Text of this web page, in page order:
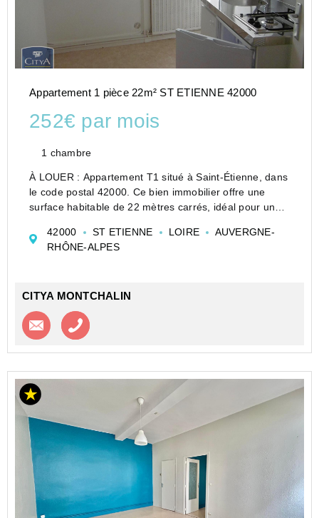
Appartement 1 pièce 22m² ST ETIENNE 42000
252€ par mois
1 chambre
À LOUER : Appartement T1 situé à Saint-Étienne, dans
le code postal 42000. Ce bien immobilier offre une
surface habitable de 22 mètres carrés, idéal pour une
fonctionnel et agréable.
L'appartement se comp...
42000 ST ETIENNE LOIRE
AUVERGNE-
RHÔNE-ALPES
CITYA MONTCHALIN
Contacter l'agence